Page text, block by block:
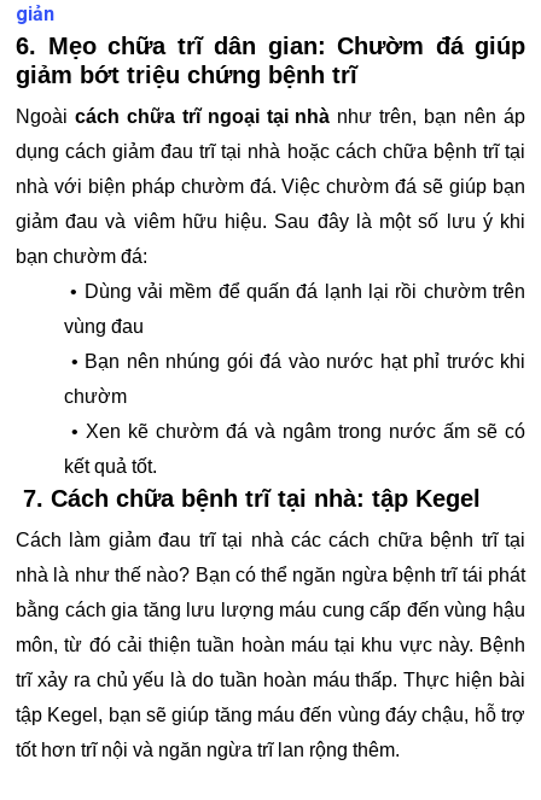
giản
6. Mẹo chữa trĩ dân gian: Chườm đá giúp
giảm bớt triệu chứng bệnh trĩ
Ngoài cách chữa trĩ ngoại tại nhà như trên, bạn nên áp
dụng cách giảm đau trĩ tại nhà hoặc cách chữa bệnh trĩ tại
nhà với biện pháp chườm đá. Việc chườm đá sẽ giúp bạn
giảm đau và viêm hữu hiệu. Sau đây là một số lưu ý khi
bạn chườm đá:
• Dùng vải mềm để quấn đá lạnh lại rồi chườm trên
vùng đau
• Bạn nên nhúng gói đá vào nước hạt phỉ trước khi
chườm
• Xen kẽ chườm đá và ngâm trong nước ấm sẽ có
kết quả tốt.
7. Cách chữa bệnh trĩ tại nhà: tập Kegel
Cách làm giảm đau trĩ tại nhà các cách chữa bệnh trĩ tại
nhà là như thế nào? Bạn có thể ngăn ngừa bệnh trĩ tái phát
bằng cách gia tăng lưu lượng máu cung cấp đến vùng hậu
môn, từ đó cải thiện tuần hoàn máu tại khu vực này. Bệnh
trĩ xảy ra chủ yếu là do tuần hoàn máu thấp. Thực hiện bài
tập Kegel, bạn sẽ giúp tăng máu đến vùng đáy chậu, hỗ trợ
tốt hơn trĩ nội và ngăn ngừa trĩ lan rộng thêm.